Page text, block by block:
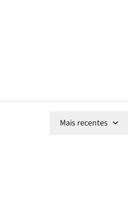
Mais recentes